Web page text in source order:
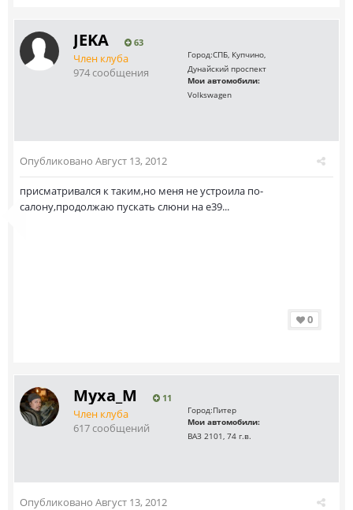
JEKA 63
Член клуба
974 сообщения
Город:СПБ, Купчино,
Дунайский проспект
Мои автомобили:
Volkswagen
Опубликовано Август 13, 2012
присматривался к таким,но меня не устроила по-
салону,продолжаю пускать слюни на е39...
0
Myxa_M 11
Член клуба
617 сообщений
Город:Питер
Мои автомобили:
ВАЗ 2101, 74 г.в.
Опубликовано Август 13, 2012